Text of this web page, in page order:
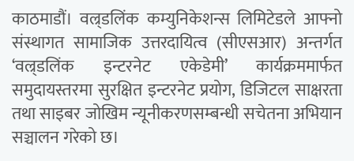
काठमाडौं। वल्र्डलिंक कम्युनिकेशन्स लिमिटेडले आफ्नो
संस्थागत सामाजिक उत्तरदायित्व (सीएसआर) अन्तर्गत
‘वल्र्डलिंक इन्टरनेट एकेडेमी’ कार्यक्रममार्फत
समुदायस्तरमा सुरक्षित इन्टरनेट प्रयोग, डिजिटल साक्षरता
तथा साइबर जोखिम न्यूनीकरणसम्बन्धी सचेतना अभियान
सञ्चालन गरेको छ।